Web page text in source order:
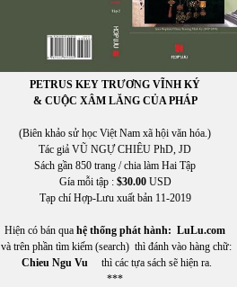
PETRUS KEY TRƯƠNG VĨNH KÝ
& CUỘC XÂM LĂNG CỦA PHÁP
(Biên khảo sử học Việt Nam xã hội văn hóa.)
Tác giả VŨ NGỰ CHIÊU PhD, JD
Sách gần 850 trang / chia làm Hai Tập
Gía mỗi tập : $30.00USD
Tạp chí Hợp-Lưu xuất bản 11-2019
Hiện có bán qua hệ thống phát hành: LuLu.com
và trên phần tìm kiếm (search) thì đánh vào hàng chữ:
Chieu Ngu Vu thì các tựa sách sẽ hiện ra.
***